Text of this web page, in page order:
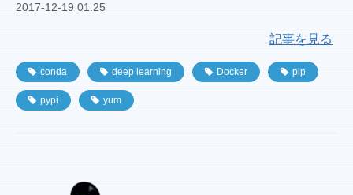
2017-12-19 01:25
記事を見る
conda deep learning Docker pip
pypi yum